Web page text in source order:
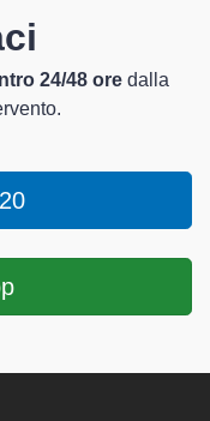
24/48 ore dalla